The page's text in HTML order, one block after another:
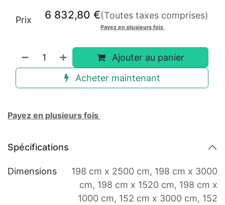
Ajouter au panier
Acheter maintenant
Prix 6 832,80 €(Toutes taxes comprises)
Payez en plusieurs fois
Payez en plusieurs fois
Spécifications
Dimensions 198 cm x 2500 cm, 198 cm x 3000
cm, 198 cm x 1520 cm, 198 cm x
1000 cm, 152 cm x 3000 cm, 152